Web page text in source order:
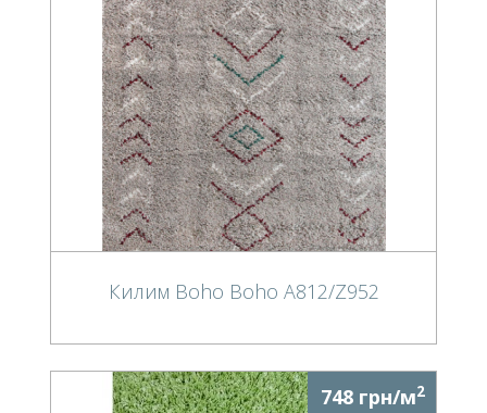
Килим Boho Boho A812/Z952
748 грн/м2